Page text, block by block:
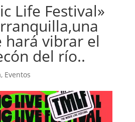
Life Festival»
hará vibrar el
del río..
, Eventos